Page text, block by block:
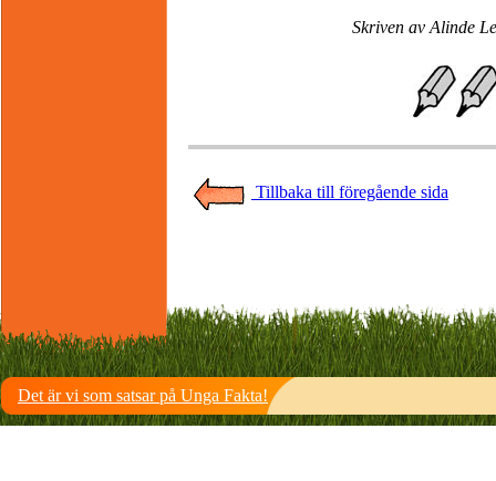
Skriven av Alinde
Tillbaka till föregående sida
Det är vi som satsar på Unga Fakta!